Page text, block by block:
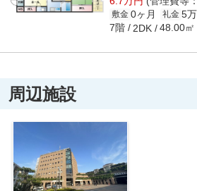
敷金 0ヶ月 礼金 5
7階 2DK 48.00㎡
周辺施設